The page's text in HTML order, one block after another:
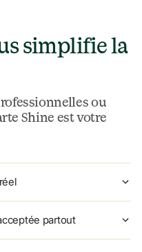
simplifie la
ou
Shine est votre
partout